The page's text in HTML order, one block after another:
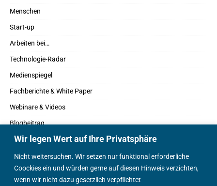
Wir legen Wert auf Ihre Privatsphäre
Nicht weitersuchen. Wir setzen nur funktional erforderliche
Coockies ein und würden gerne auf diesen Hinweis verzichten,
wenn wir nicht dazu gesetzlich verpflichtet
Menschen
Start-up
Arbeiten bei…
Technologie-Radar
Medienspiegel
Fachberichte & White Paper
Webinare & Videos
Blogbeitrag
Fachbücher
Marktreport
Podcasts